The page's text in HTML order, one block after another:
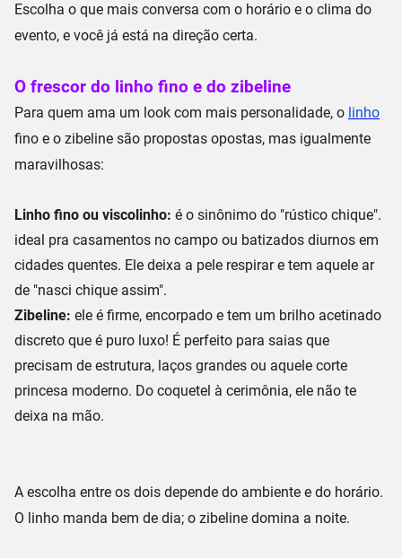
Escolha o que mais conversa com o horário e o clima do
evento, e você já está na direção certa.
O frescor do linho fino e do zibeline
Para quem ama um look com mais personalidade, o linho
fino e o zibeline são propostas opostas, mas igualmente
maravilhosas:
Linho fino ou viscolinho: é o sinônimo do "rústico chique".
ideal pra casamentos no campo ou batizados diurnos em
cidades quentes. Ele deixa a pele respirar e tem aquele ar
de "nasci chique assim".
Zibeline: ele é firme, encorpado e tem um brilho acetinado
discreto que é puro luxo! É perfeito para saias que
precisam de estrutura, laços grandes ou aquele corte
princesa moderno. Do coquetel à cerimônia, ele não te
deixa na mão.
A escolha entre os dois depende do ambiente e do horário.
O linho manda bem de dia; o zibeline domina a noite.